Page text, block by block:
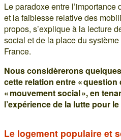
Le paradoxe entre
et la faiblesse relative des
propos, s’explique à la lecture
social et de la place du
France.
Nous considèrerons
cette relation entre « question
« mouvement social », en
l’expérience de la lutte pour
Le logement populaire et